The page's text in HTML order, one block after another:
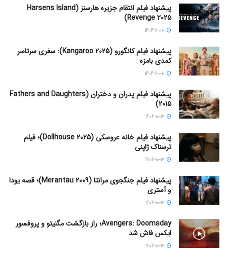
پیشنهاد فیلم انتقام جزیره هارسنز (Harsens Island
Revenge 2025)
پیشنهاد فیلم کانگورو (Kangaroo 2025): سفری سرتاسر
کمدی بامزه
پیشنهاد فیلم پدران و دختران (Fathers and Daughters
2015)
پیشنهاد فیلم خانه عروسکی (Dollhouse 2025)؛ فیلم
ترسناک ژاپنی
پیشنهاد فیلم جنگجوی مرانتا (Merantau 2009)؛ قصه یودا
و آستری
Avengers: Doomsday؛ راز بازگشت مگنیتو و پروفسور
ایکس فاش شد